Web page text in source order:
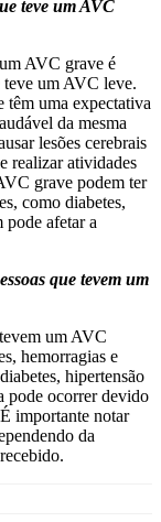
teve um AVC
AVC grave é
teve um AVC leve.
têm uma expectativa
da mesma
lesões cerebrais
realizar atividades
grave podem ter
como diabetes,
pode afetar a
que tevem um
um AVC
hemorragias e
hipertensão
pode ocorrer devido
importante notar
da